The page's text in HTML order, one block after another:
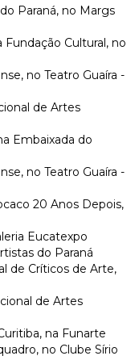
Paraná, no Margs
Fundação Cultural, no
no Teatro Guaíra -
de Artes
Embaixada do
no Teatro Guaíra -
20 Anos Depois,
Eucatexpo
do Paraná
de Críticos de Arte,
de Artes
na Funarte
no Clube Sírio